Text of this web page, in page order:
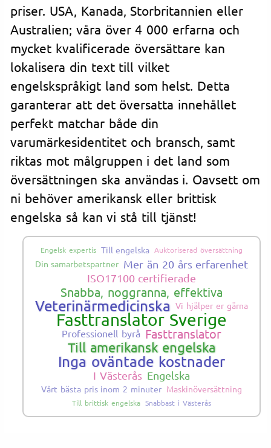
priser. USA, Kanada, Storbritannien eller
Australien; våra över 4 000 erfarna och
mycket kvalificerade översättare kan
lokalisera din text till vilket
engelskspråkigt land som helst. Detta
garanterar att det översatta innehållet
perfekt matchar både din
varumärkesidentitet och bransch, samt
riktas mot målgruppen i det land som
översättningen ska användas i. Oavsett om
ni behöver amerikansk eller brittisk
engelska så kan vi stå till tjänst!
Engelsk expertis Till engelska Auktoriserad översättning
Din samarbetspartner Mer än 20 års erfarenhet
ISO17100 certifierade
Snabba, noggranna, effektiva
Veterinärmedicinska Vi hjälper er gärna
Fasttranslator Sverige
Professionell byrå Fasttranslator
Till amerikansk engelska
Inga oväntade kostnader
I Västerås Engelska
Vårt bästa pris inom 2 minuter Maskinöversättning
Till brittisk engelska Snabbast i Västerås